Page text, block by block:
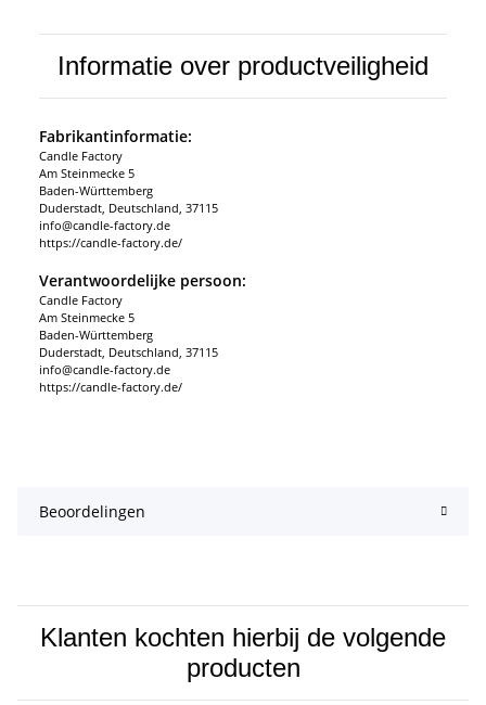
Informatie over productveiligheid
Fabrikantinformatie:
Candle Factory
Am Steinmecke 5
Baden-Württemberg
Duderstadt, Deutschland, 37115
info@candle-factory.de
https://candle-factory.de/
Verantwoordelijke persoon:
Candle Factory
Am Steinmecke 5
Baden-Württemberg
Duderstadt, Deutschland, 37115
info@candle-factory.de
https://candle-factory.de/
Beoordelingen
Klanten kochten hierbij de volgende
producten